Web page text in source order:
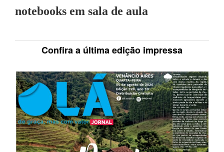
notebooks em sala de aula
Confira a última edição impressa